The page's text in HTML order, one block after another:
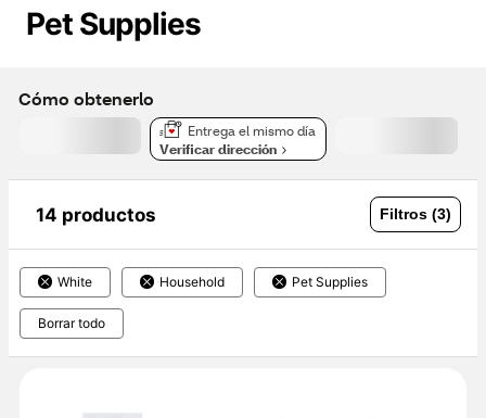
Pet Supplies
Cómo obtenerlo
Entrega el mismo día
Verificar dirección
14 productos Filtros (3)
White Household Pet Supplies
Borrar todo